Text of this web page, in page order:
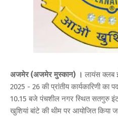
अजमेर (अजमेर मुस्कान) । लायंस क्लब
2025 - 26 की प्रांतीय कार्यकारिणी का
10.15 बजे पंचशील नगर स्थित सतगुरु
खुशियां बांटे की थीम पर आयोजित किया